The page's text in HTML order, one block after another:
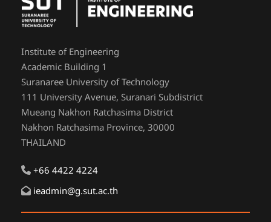
Institute of Engineering
Academic Building 1
Suranaree University of Technology
111 University Avenue, Suranari Subdistrict
Mueang Nakhon Ratchasima District
Nakhon Ratchasima Province, 30000
THAILAND
+66 4422 4224
ieadmin@g.sut.ac.th